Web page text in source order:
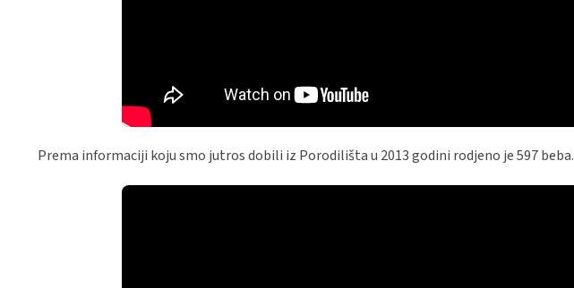
Prema informaciji koju smo jutros dobili iz Porodilišta u 2013 godini rodjeno je 597 beba.